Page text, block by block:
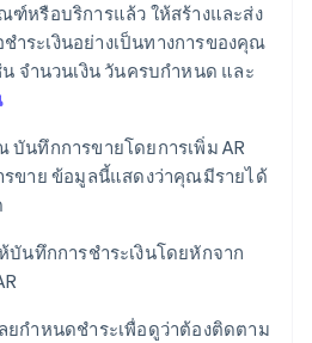
หรือบริการแล้ว ให้สร้างและส่ง
ำระเงินอย่างเป็นทางการของคุณ
จำนวนเงิน วันครบกำหนด และ
นทึกการขายโดยการเพิ่ม AR
รขาย ข้อมูลนี้แสดงว่าคุณมีรายได้
บันทึกการชำระเงินโดยหักจาก
ยกําหนดชําระเพื่อดูว่าต้องติดตาม